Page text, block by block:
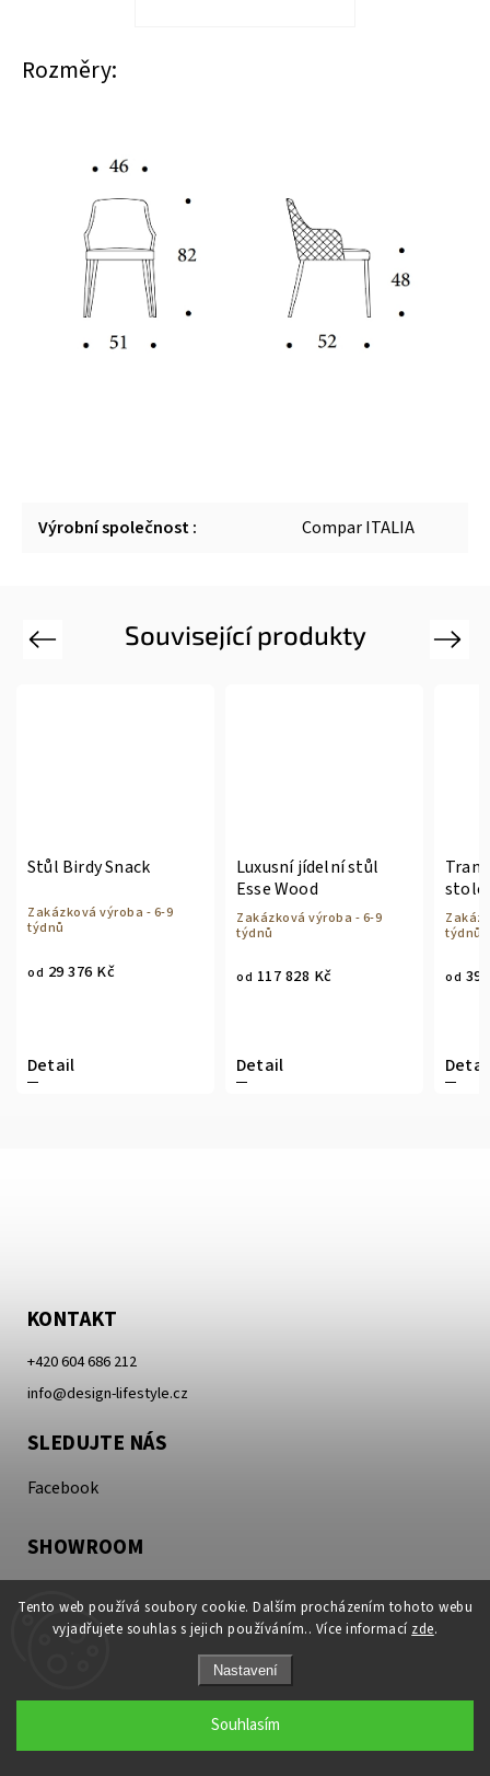
Tento web používá soubory cookie. Dalším procházením tohoto webu
vyjadřujete souhlas s jejich používáním.. Více informací zde.
Nastavení
Souhlasím
Rozměry:
Výrobní společnost: Compar ITALIA
Související produkty
Previous
Stůl Birdy Snack
Zakázková výroba - 6-9
týdnů
od 29 376 Kč
Detail
Luxusní jídelní stůl
Esse Wood
Zakázková výroba - 6-9
týdnů
od 117 828 Kč
Detail
týdnů
od 39
Next
KONTAKT
+420 604 686 212
info@design-lifestyle.cz
SLEDUJTE NÁS
Facebook
SHOWROOM
(pondělí až neděle 8.00-21.00 hod)
739 11 Frýdlant nad Ostravicí
(Areál Avanz)
INFORMACE PRO VÁS